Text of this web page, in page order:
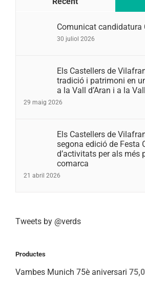
Comunicat candidatura
30 juliol 2026
Els Castellers de
tradició i patrimoni en
a la Vall d’Aran i a la
29 maig 2026
Els Castellers de
segona edició de Festa
d’activitats per als més
comarca
21 abril 2026
Tweets by @verds
Productes
Vambes Munich 75è aniversari